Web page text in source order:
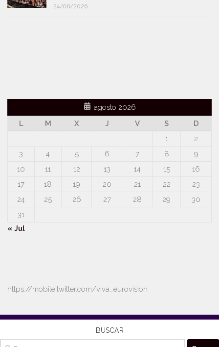
24/06/2026
agosto 2026
L
M X J V S
D
1
2
3
4 5 6 7 8
9
10
11 12 13 14 15
16
17
18 19 20 21 22
23
24
25 26 27 28 29
30
31
« Jul
https://mobile.twitter.com/viva_eurovision
BUSCAR